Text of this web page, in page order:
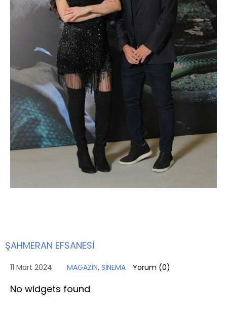
ŞAHMERAN EFSANESİ
11 Mart 2024 MAGAZİN, SİNEMA Yorum (0)
No widgets found